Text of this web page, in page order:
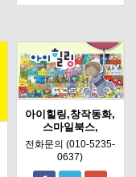
아이힐링,창작동화,
스마일북스,
전화문의 (010-5235-
0637)